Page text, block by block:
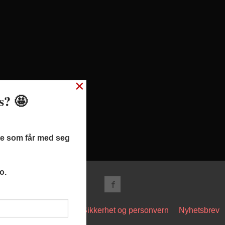
Sikkerhet og personvern Nyhetsbrev
×
🤩
som får med seg